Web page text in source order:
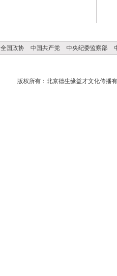
全国政协 中国共产党 中央纪委监察部
版权所有：北京德生缘益才文化传播